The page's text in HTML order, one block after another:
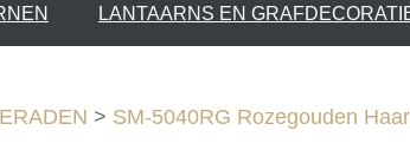
LANTAARNS EN
> SM-5040RG Rozegouden